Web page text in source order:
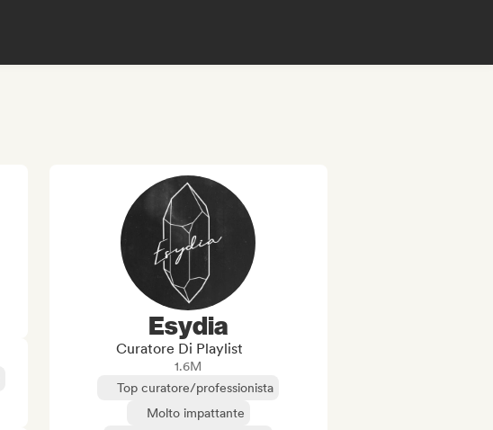
Esydia
Curatore Di Playlist
1.6M
Top curatore/professionista
Molto impattante